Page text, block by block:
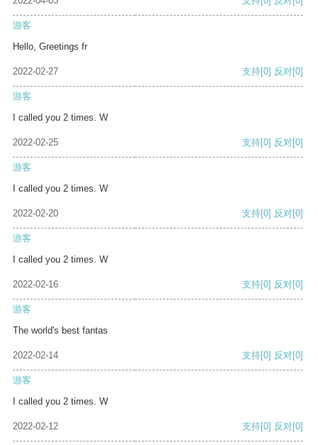
游客
Hello, Greetings fr
2022-02-27 支持[0] 反对[0]
游客
I called you 2 times. W
2022-02-25 支持[0] 反对[0]
游客
I called you 2 times. W
2022-02-20 支持[0] 反对[0]
游客
I called you 2 times. W
2022-02-16 支持[0] 反对[0]
游客
The world's best fantas
2022-02-14 支持[0] 反对[0]
游客
I called you 2 times. W
2022-02-12 支持[0] 反对[0]